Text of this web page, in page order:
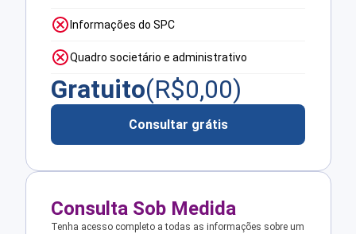
Informações do SPC
Quadro societário e administrativo
Gratuito(R$0,00)
Consultar grátis
Consulta Sob Medida
Tenha acesso completo a todas as informações sobre um